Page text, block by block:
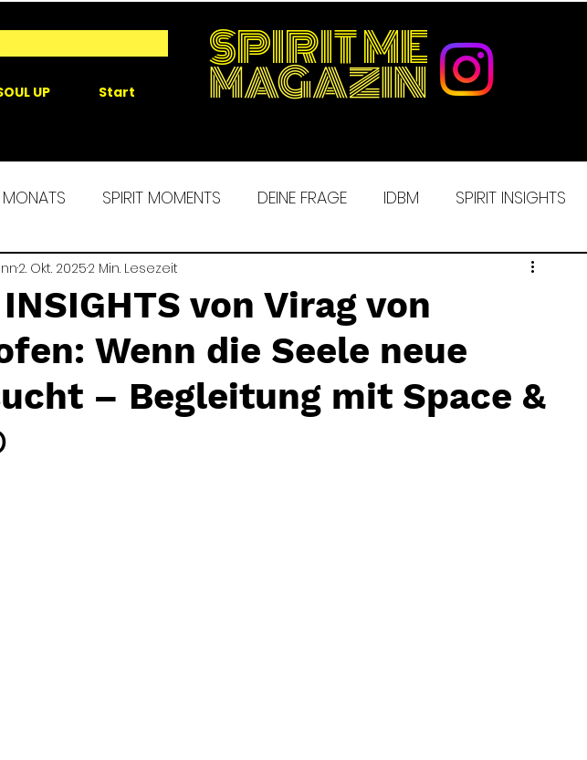
Start
UP
SPIRIT ME
MAGAZIN
SPIRIT MOMENTS DEINE FRAGE IDBM SPIRIT INSIGHTS
ME EXPERIENCE MORGENROUTINE
von Virag von
Wenn die Seele neue
– Begleitung mit Space &
2. Okt. 20252 Min. Lesezeit